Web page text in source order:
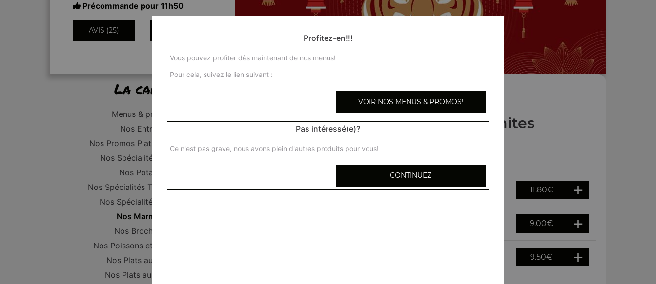
Précommande pour 11h50
AVIS (25) INFORMATIONS
La carte
Menus & promos
Nos Entrées
Nos Promos Plats Composer
Nos Spécialités vapeur
Nos Potages
Nos Spécialités Thaïlandaises
Nos Spécialités Maison
Nos Marmites
Nos Brochettes
Nos Poissons et Crustacés
Nos Plats au Poulet
Nos Plats au Canard
Nos Marmites
Marmite de fruits de mer aux légumes m2 11.80€
9.00€
9.50€
Profitez-en!!!
Vous pouvez profiter dès maintenant de nos menus!
Pour cela, suivez le lien suivant :
VOIR NOS MENUS & PROMOS!
Pas intéressé(e)?
Ce n'est pas grave, nous avons plein d'autres produits pour vous!
CONTINUEZ